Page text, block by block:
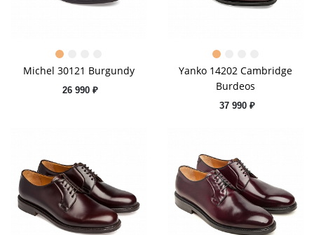
Michel 30121 Burgundy
26 990 ₽
Yanko 14202 Cambridge
Burdeos
37 990 ₽